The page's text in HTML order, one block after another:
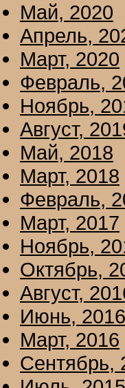
Май, 2020
Апрель,
Март, 2020
Февраль,
Ноябрь,
Август,
Май, 2018
Март, 2018
Февраль,
Март, 2017
Ноябрь,
Октябрь,
Август,
Июнь, 2016
Март, 2016
Сентябрь,